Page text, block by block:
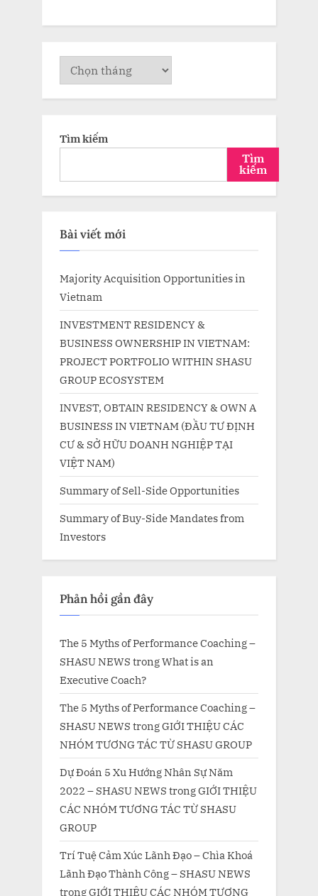
Lưu
trữ
Tìm kiếm
Tìm
kiếm
Bài viết mới
Majority Acquisition Opportunities in
Vietnam
INVESTMENT RESIDENCY &
BUSINESS OWNERSHIP IN VIETNAM:
PROJECT PORTFOLIO WITHIN SHASU
GROUP ECOSYSTEM
INVEST, OBTAIN RESIDENCY & OWN A
BUSINESS IN VIETNAM (ĐẦU TƯ ĐỊNH
CƯ & SỞ HỮU DOANH NGHIỆP TẠI
VIỆT NAM)
Summary of Sell-Side Opportunities
Summary of Buy-Side Mandates from
Investors
Phản hồi gần đây
The 5 Myths of Performance Coaching –
SHASU NEWS trongWhat is an
Executive Coach?
The 5 Myths of Performance Coaching –
SHASU NEWS trongGIỚI THIỆU CÁC
NHÓM TƯƠNG TÁC TỪ SHASU GROUP
Dự Đoán 5 Xu Hướng Nhân Sự Năm
2022 – SHASU NEWS trongGIỚI THIỆU
CÁC NHÓM TƯƠNG TÁC TỪ SHASU
GROUP
Trí Tuệ Cảm Xúc Lãnh Đạo – Chìa Khoá
Lãnh Đạo Thành Công – SHASU NEWS
trongGIỚI THIỆU CÁC NHÓM TƯƠNG